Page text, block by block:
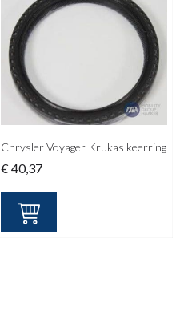
Chrysler Voyager Krukas keerring
€ 40,37